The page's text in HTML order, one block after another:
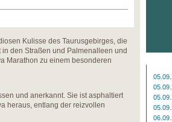
Kulisse des Taurusgebirges, die
den Straßen und Palmenalleen und
Marathon zu einem besonderen
und anerkannt. Sie ist asphaltiert
heraus, entlang der reizvollen